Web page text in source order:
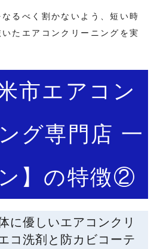
るべく割かないよう、短い時
たエアコンクリーニングを実
市エアコン
グ専門店 一
】の特徴②
に優しいエアコンクリ
コ洗剤と防カビコーテ